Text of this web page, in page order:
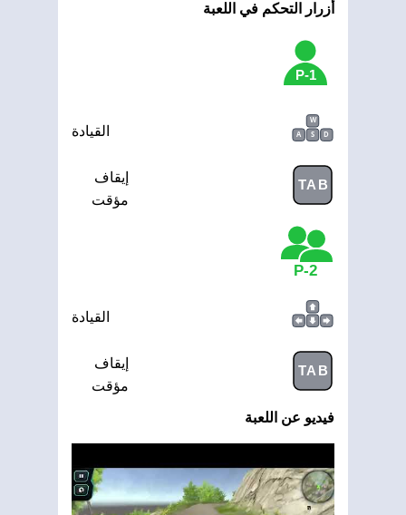
أزرار التحكم في اللعبة
1-P
W
A
S D القيادة
TAB
إيقاف
مؤقت
2-P
القيادة
TAB
إيقاف
مؤقت
فيديو عن اللعبة